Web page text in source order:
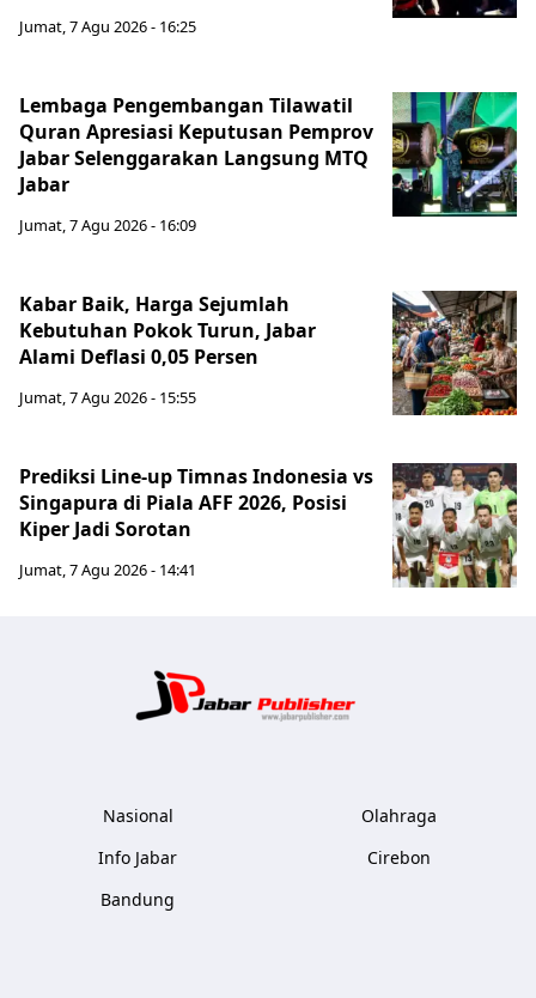
Jumat, 7 Agu 2026 - 16:25
Lembaga Pengembangan Tilawatil
Quran Apresiasi Keputusan Pemprov
Jabar Selenggarakan Langsung MTQ
Jabar
Jumat, 7 Agu 2026 - 16:09
Kabar Baik, Harga Sejumlah
Kebutuhan Pokok Turun, Jabar
Alami Deflasi 0,05 Persen
Jumat, 7 Agu 2026 - 15:55
Prediksi Line-up Timnas Indonesia vs
Singapura di Piala AFF 2026, Posisi
Kiper Jadi Sorotan
Jumat, 7 Agu 2026 - 14:41
Nasional
Info Jabar
Bandung
Olahraga
Cirebon